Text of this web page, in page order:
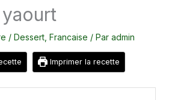
/ Dessert, Francaise / Par admin
Imprimer la recette